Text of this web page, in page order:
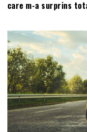
care m-a surprins